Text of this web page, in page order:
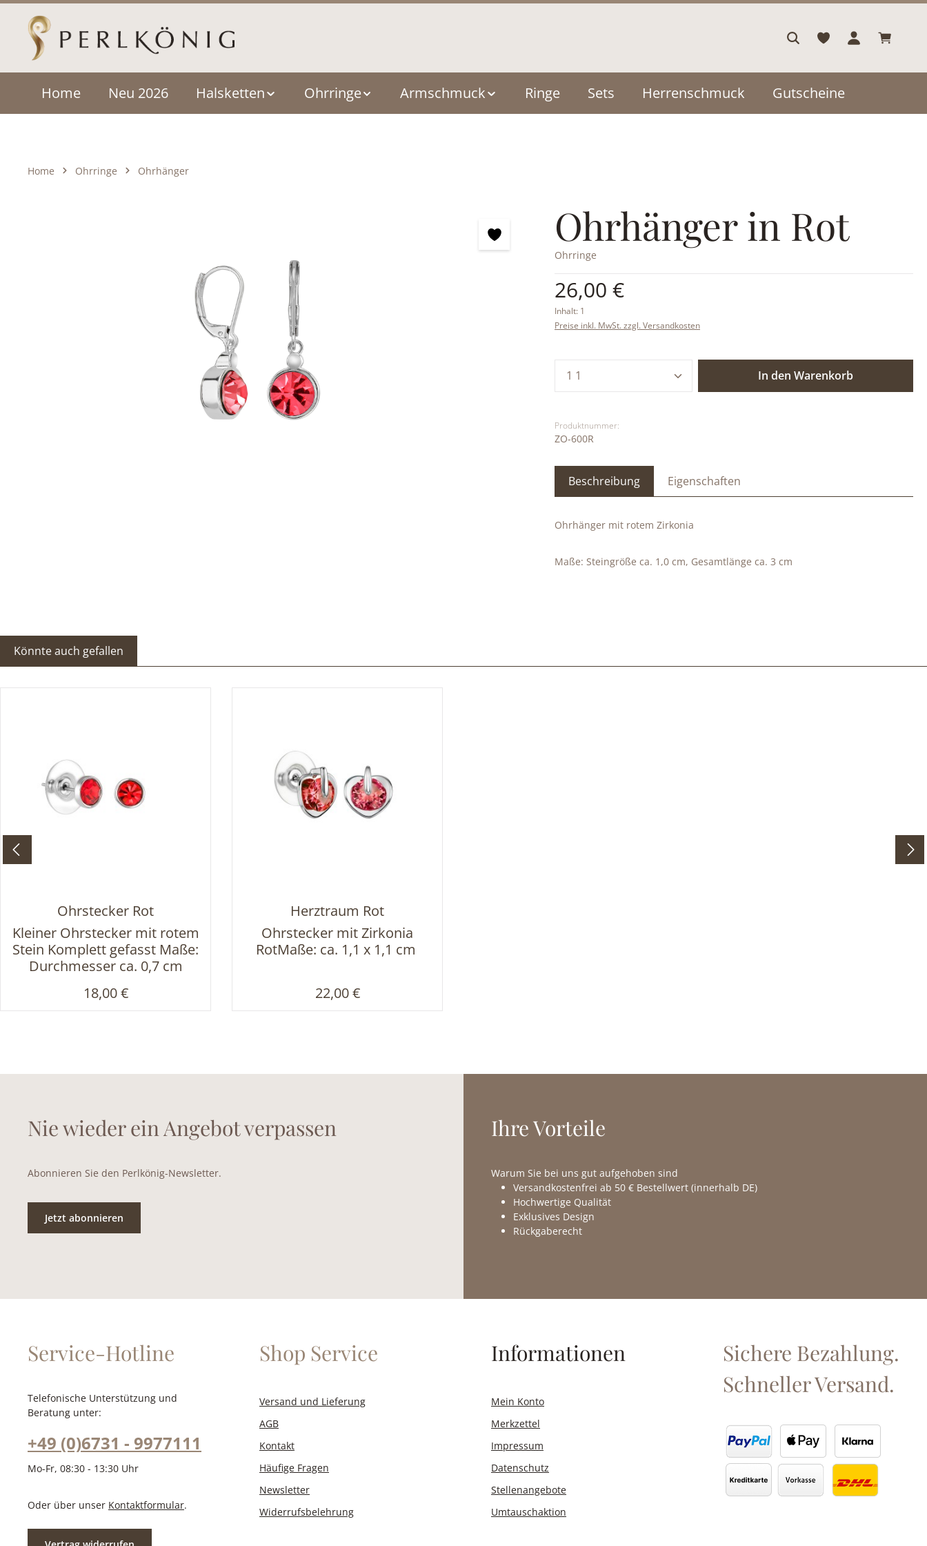
Hauptinhalt springen
Zur Hauptnavigation springen
Home Neu 2026 Halsketten Ohrringe Armschmuck Ringe Sets Herrenschmuck Gutscheine
Home Ohrringe Ohrhänger
Ohrhänger in Rot
Ohrringe
Regulärer Preis:
26,00 €
Inhalt: 1
Preise inkl. MwSt. zzgl. Versandkosten
Produkt Anzahl: Gib den gewünschten Wert
In den Warenkorb
Produktnummer:
ZO-600R
Beschreibung Eigenschaften
Ohrhänger mit rotem Zirkonia
Maße: Steingröße ca. 1,0 cm, Gesamtlänge ca. 3 cm
Könnte auch gefallen
Ohrstecker Rot
Kleiner Ohrstecker mit rotem
Stein Komplett gefasst Maße:
Durchmesser ca. 0,7 cm
Regulärer Preis:
18,00 €
Herztraum Rot
Ohrstecker mit Zirkonia
RotMaße: ca. 1,1 x 1,1 cm
Regulärer Preis:
22,00 €
Nie wieder ein Angebot verpassen
Abonnieren Sie den Perlkönig-Newsletter.
Jetzt abonnieren
Ihre Vorteile
Warum Sie bei uns gut aufgehoben sind
Versandkostenfrei ab 50 € Bestellwert (innerhalb DE)
Hochwertige Qualität
Exklusives Design
Rückgaberecht
Service-Hotline
Telefonische Unterstützung und
Beratung unter:
+49 (0)6731 - 9977111
Mo-Fr, 08:30 - 13:30 Uhr
Oder über unser Kontaktformular.
Shop Service
Versand und Lieferung
AGB
Kontakt
Häufige Fragen
Newsletter
Widerrufsbelehrung
Informationen
Mein Konto
Merkzettel
Impressum
Datenschutz
Stellenangebote
Umtauschaktion
Sichere Bezahlung.
Schneller Versand.